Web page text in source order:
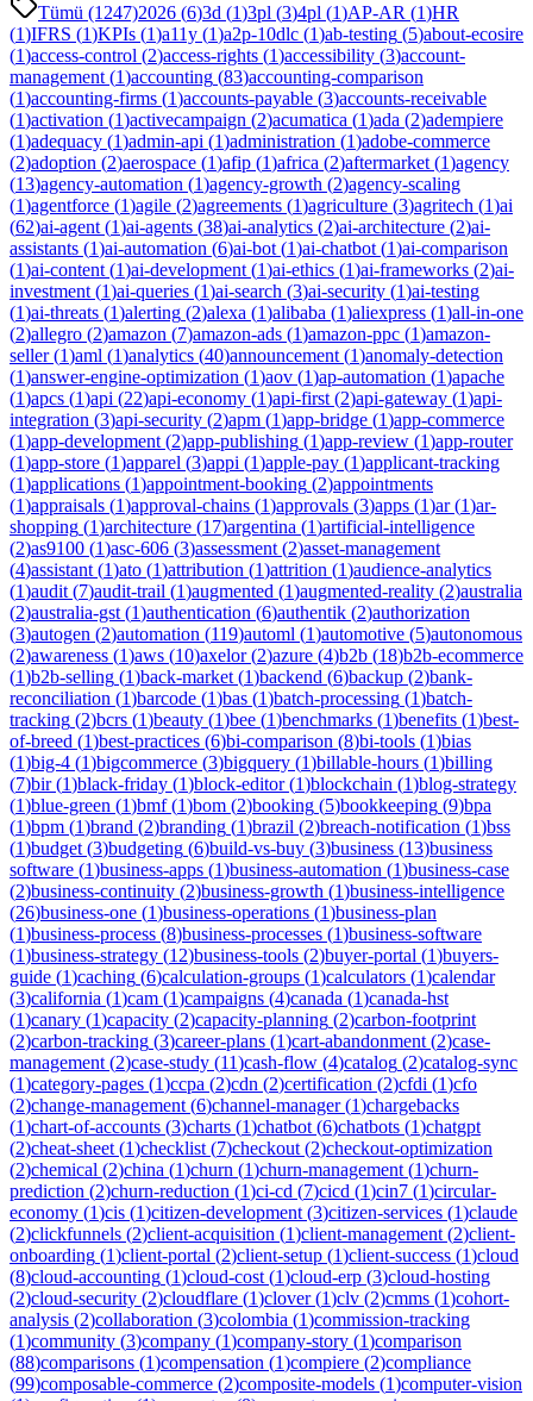
Tümü (1247)2026 (6)3d (1)3pl (3)4pl (1)AP-AR (1)HR
(1)IFRS (1)KPIs (1)a11y (1)a2p-10dlc (1)ab-testing (5)about-ecosire
(1)access-control (2)access-rights (1)accessibility (3)account-
management (1)accounting (83)accounting-comparison
(1)accounting-firms (1)accounts-payable (3)accounts-receivable
(1)activation (1)activecampaign (2)acumatica (1)ada (2)adempiere
(1)adequacy (1)admin-api (1)administration (1)adobe-commerce
(2)adoption (2)aerospace (1)afip (1)africa (2)aftermarket (1)agency
(13)agency-automation (1)agency-growth (2)agency-scaling
(1)agentforce (1)agile (2)agreements (1)agriculture (3)agritech (1)ai
(62)ai-agent (1)ai-agents (38)ai-analytics (2)ai-architecture (2)ai-
assistants (1)ai-automation (6)ai-bot (1)ai-chatbot (1)ai-comparison
(1)ai-content (1)ai-development (1)ai-ethics (1)ai-frameworks (2)ai-
investment (1)ai-queries (1)ai-search (3)ai-security (1)ai-testing
(1)ai-threats (1)alerting (2)alexa (1)alibaba (1)aliexpress (1)all-in-one
(2)allegro (2)amazon (7)amazon-ads (1)amazon-ppc (1)amazon-
seller(1)aml (1)analytics (40)announcement (1)anomaly-detection
(1)answer-engine-optimization (1)aov (1)ap-automation (1)apache
(1)apcs (1)api (22)api-economy (1)api-first (2)api-gateway (1)api-
integration (3)api-security (2)apm (1)app-bridge (1)app-commerce
(1)app-development (2)app-publishing (1)app-review (1)app-router
(1)app-store (1)apparel (3)appi (1)apple-pay (1)applicant-tracking
(1)applications (1)appointment-booking (2)appointments
(1)appraisals (1)approval-chains (1)approvals (3)apps (1)ar(1)ar-
shopping (1)architecture (17)argentina (1)artificial-intelligence
(2)as9100 (1)asc-606 (3)assessment (2)asset-management
(4)assistant (1)ato (1)attribution (1)attrition (1)audience-analytics
(1)audit (7)audit-trail (1)augmented (1)augmented-reality (2)australia
(2)australia-gst (1)authentication (6)authentik (2)authorization
(3)autogen (2)automation (119)automl (1)automotive (5)autonomous
(2)awareness (1)aws (10)axelor(2)azure (4)b2b (18)b2b-ecommerce
(1)b2b-selling (1)back-market (1)backend (6)backup (2)bank-
reconciliation (1)barcode (1)bas (1)batch-processing (1)batch-
tracking (2)bcrs (1)beauty (1)bee (1)benchmarks (1)benefits (1)best-
of-breed (1)best-practices (6)bi-comparison (8)bi-tools (1)bias
(1)big-4 (1)bigcommerce (3)bigquery (1)billable-hours (1)billing
(7)bir(1)black-friday (1)block-editor(1)blockchain (1)blog-strategy
(1)blue-green (1)bmf(1)bom (2)booking (5)bookkeeping (9)bpa
(1)bpm (1)brand (2)branding (1)brazil (2)breach-notification (1)bss
(1)budget (3)budgeting (6)build-vs-buy (3)business (13)business
software (1)business-apps (1)business-automation (1)business-case
(2)business-continuity (2)business-growth (1)business-intelligence
(26)business-one (1)business-operations (1)business-plan
(1)business-process (8)business-processes (1)business-software
(1)business-strategy (12)business-tools (2)buyer-portal (1)buyers-
guide (1)caching (6)calculation-groups (1)calculators (1)calendar
(3)california (1)cam (1)campaigns (4)canada (1)canada-hst
(1)canary (1)capacity (2)capacity-planning (2)carbon-footprint
(2)carbon-tracking (3)career-plans (1)cart-abandonment (2)case-
management (2)case-study (11)cash-flow (4)catalog (2)catalog-sync
(1)category-pages (1)ccpa (2)cdn (2)certification (2)cfdi (1)cfo
(2)change-management (6)channel-manager(1)chargebacks
(1)chart-of-accounts (3)charts (1)chatbot (6)chatbots (1)chatgpt
(2)cheat-sheet (1)checklist (7)checkout (2)checkout-optimization
(2)chemical (2)china (1)churn (1)churn-management (1)churn-
prediction (2)churn-reduction (1)ci-cd (7)cicd (1)cin7 (1)circular-
economy (1)cis (1)citizen-development (3)citizen-services (1)claude
(2)clickfunnels (2)client-acquisition (1)client-management (2)client-
onboarding (1)client-portal (2)client-setup (1)client-success (1)cloud
(8)cloud-accounting (1)cloud-cost (1)cloud-erp (3)cloud-hosting
(2)cloud-security (2)cloudflare (1)clover(1)clv (2)cmms (1)cohort-
analysis (2)collaboration (3)colombia (1)commission-tracking
(1)community (3)company (1)company-story (1)comparison
(88)comparisons (1)compensation (1)compiere (2)compliance
(99)composable-commerce (2)composite-models (1)computer-vision